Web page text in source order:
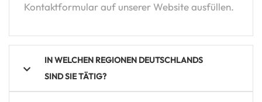
Kontaktformular auf unserer Website ausfüllen.
IN WELCHEN REGIONEN DEUTSCHLANDS
SIND SIE TÄTIG?